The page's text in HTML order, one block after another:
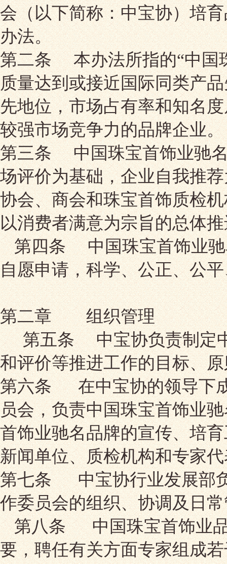
会（以下简称：中宝协）培
办法。
第二条 本办法所指的“中国
质量达到或接近国际同类产
先地位，市场占有率和知名
较强市场竞争力的品牌企业。
第三条 中国珠宝首饰业驰
场评价为基础，企业自我推
协会、商会和珠宝首饰质检
以消费者满意为宗旨的总体
第四条 中国珠宝首饰业驰
自愿申请，科学、公正、公
第二章 组织管理
第五条 中宝协负责制定中
和评价等推进工作的目标、
第六条 在中宝协的领导下
员会，负责中国珠宝首饰业
首饰业驰名品牌的宣传、培
新闻单位、质检机构和专家
第七条 中宝协行业发展部
作委员会的组织、协调及日
第八条 中国珠宝首饰业品
要，聘任有关方面专家组成